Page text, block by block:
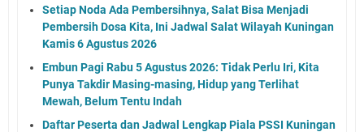
Setiap Noda Ada Pembersihnya, Salat Bisa Menjadi
Pembersih Dosa Kita, Ini Jadwal Salat Wilayah Kuningan
Kamis 6 Agustus 2026
Embun Pagi Rabu 5 Agustus 2026: Tidak Perlu Iri, Kita
Punya Takdir Masing-masing, Hidup yang Terlihat
Mewah, Belum Tentu Indah
Daftar Peserta dan Jadwal Lengkap Piala PSSI Kuningan